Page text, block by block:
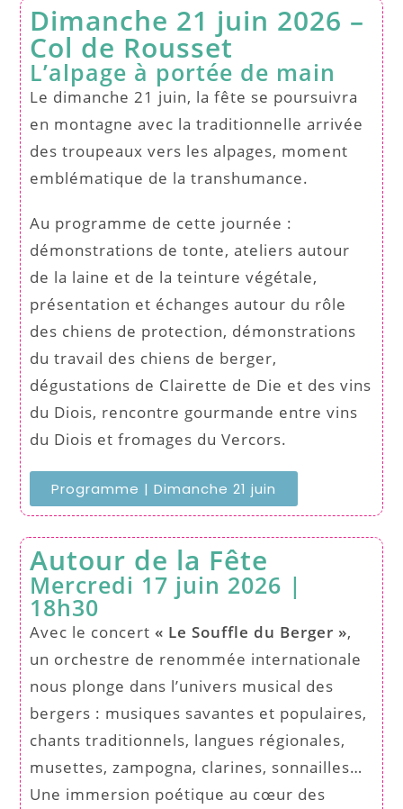
Dimanche 21 juin 2026 –
Col de Rousset
L’alpage à portée de main
Le dimanche 21 juin, la fête se poursuivra
en montagne avec la traditionnelle arrivée
des troupeaux vers les alpages, moment
emblématique de la transhumance.
Au programme de cette journée :
démonstrations de tonte, ateliers autour
de la laine et de la teinture végétale,
présentation et échanges autour du rôle
des chiens de protection, démonstrations
du travail des chiens de berger,
dégustations de Clairette de Die et des vins
du Diois, rencontre gourmande entre vins
du Diois et fromages du Vercors.
Programme | Dimanche 21 juin
Autour de la Fête
Mercredi 17 juin 2026 |
18h30
Avec le concert« Le Souffle du Berger »,
un orchestre de renommée internationale
nous plonge dans l’univers musical des
bergers : musiques savantes et populaires,
chants traditionnels, langues régionales,
musettes, zampogna, clarines, sonnailles…
Une immersion poétique au cœur des